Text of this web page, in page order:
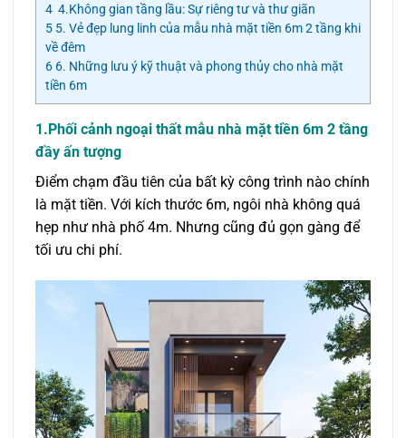
4 4.Không gian tầng lầu: Sự riêng tư và thư giãn
5 5. Vẻ đẹp lung linh của mẫu nhà mặt tiền 6m 2 tầng khi
về đêm
6 6. Những lưu ý kỹ thuật và phong thủy cho nhà mặt
tiền 6m
1. Phối cảnh ngoại thất mẫu nhà mặt tiền 6m 2 tầng
đầy ấn tượng
Điểm chạm đầu tiên của bất kỳ công trình nào chính
là mặt tiền. Với kích thước 6m, ngôi nhà không quá
hẹp như nhà phố 4m. Nhưng cũng đủ gọn gàng để
tối ưu chi phí.